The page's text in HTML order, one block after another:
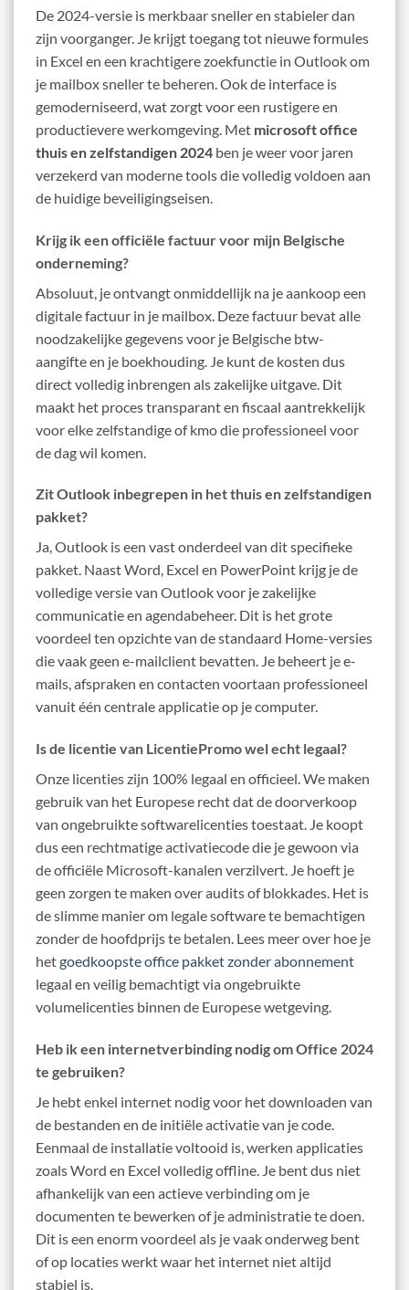
De 2024-versie is merkbaar sneller en stabieler dan
zijn voorganger. Je krijgt toegang tot nieuwe formules
in Excel en een krachtigere zoekfunctie in Outlook om
je mailbox sneller te beheren. Ook de interface is
gemoderniseerd, wat zorgt voor een rustigere en
productievere werkomgeving. Met microsoft office
thuis en zelfstandigen 2024 ben je weer voor jaren
verzekerd van moderne tools die volledig voldoen aan
de huidige beveiligingseisen.
Krijg ik een officiële factuur voor mijn Belgische
onderneming?
Absoluut, je ontvangt onmiddellijk na je aankoop een
digitale factuur in je mailbox. Deze factuur bevat alle
noodzakelijke gegevens voor je Belgische btw-
aangifte en je boekhouding. Je kunt de kosten dus
direct volledig inbrengen als zakelijke uitgave. Dit
maakt het proces transparant en fiscaal aantrekkelijk
voor elke zelfstandige of kmo die professioneel voor
de dag wil komen.
Zit Outlook inbegrepen in het thuis en zelfstandigen
pakket?
Ja, Outlook is een vast onderdeel van dit specifieke
pakket. Naast Word, Excel en PowerPoint krijg je de
volledige versie van Outlook voor je zakelijke
communicatie en agendabeheer. Dit is het grote
voordeel ten opzichte van de standaard Home-versies
die vaak geen e-mailclient bevatten. Je beheert je e-
mails, afspraken en contacten voortaan professioneel
vanuit één centrale applicatie op je computer.
Is de licentie van LicentiePromo wel echt legaal?
Onze licenties zijn 100% legaal en officieel. We maken
gebruik van het Europese recht dat de doorverkoop
van ongebruikte softwarelicenties toestaat. Je koopt
dus een rechtmatige activatiecode die je gewoon via
de officiële Microsoft-kanalen verzilvert. Je hoeft je
geen zorgen te maken over audits of blokkades. Het is
de slimme manier om legale software te bemachtigen
zonder de hoofdprijs te betalen. Lees meer over hoe je
hetgoedkoopste office pakket zonder abonnement
legaal en veilig bemachtigt via ongebruikte
volumelicenties binnen de Europese wetgeving.
Heb ik een internetverbinding nodig om Office 2024
te gebruiken?
Je hebt enkel internet nodig voor het downloaden van
de bestanden en de initiële activatie van je code.
Eenmaal de installatie voltooid is, werken applicaties
zoals Word en Excel volledig offline. Je bent dus niet
afhankelijk van een actieve verbinding om je
documenten te bewerken of je administratie te doen.
Dit is een enorm voordeel als je vaak onderweg bent
of op locaties werkt waar het internet niet altijd
stabiel is.